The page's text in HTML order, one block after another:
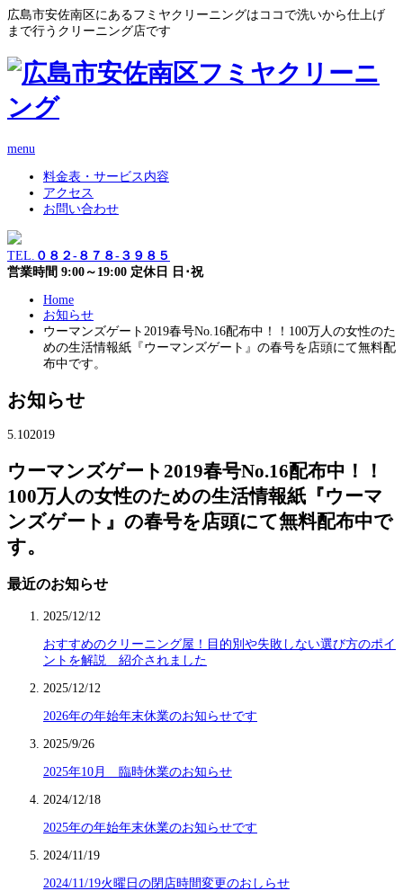
広島市安佐南区にあるフミヤクリーニングはココで洗いから仕上げ
まで行うクリーニング店です
menu
料金表・サービス内容
アクセス
お問い合わせ
TEL. ０８２-８７８-３９８５
営業時間 9:00～19:00 定休日 日･祝
Home
お知らせ
ウーマンズゲート2019春号No.16配布中！！100万人の女性のた
めの生活情報紙『ウーマンズゲート』の春号を店頭にて無料配
布中です。
お知らせ
5.102019
ウーマンズゲート2019春号No.16配布中！！
100万人の女性のための生活情報紙『ウーマ
ンズゲート』の春号を店頭にて無料配布中で
す。
最近のお知らせ
2025/12/12
おすすめのクリーニング屋！目的別や失敗しない選び方のポイ
ントを解説 紹介されました
2025/12/12
2026年の年始年末休業のお知らせです
2025/9/26
2025年10月 臨時休業のお知らせ
2024/12/18
2025年の年始年末休業のお知らせです
2024/11/19
2024/11/19火曜日の閉店時間変更のおしらせ